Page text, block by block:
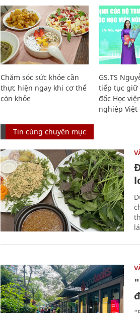
Chăm sóc sức khỏe cần
thực hiện ngay khi cơ thể
còn khỏe
GS.TS
tiếp tục giữ
đốc Học
nghiệp Việt
Tin cùng chuyên mục